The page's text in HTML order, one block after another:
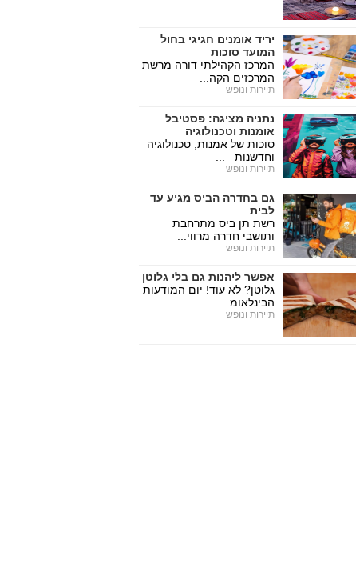
יריד אומנים חגיגי בחול
המועד סוכות
המרכז הקהילתי דורה מרשת
המרכזים הקה...
תיירות ונופש
נתניה מציגה: פסטיבל
אומנות וטכנולוגיה
סוכות של אמנות, טכנולוגיה
וחדשנות –...
תיירות ונופש
גם בחדרה הביס מגיע עד
לבית
רשת תן ביס מתרחבת
ותושבי חדרה מרווי...
תיירות ונופש
אפשר ליהנות גם בלי גלוטן
גלוטן? לא עוד! יום המודעות
הבינלאומ...
תיירות ונופש